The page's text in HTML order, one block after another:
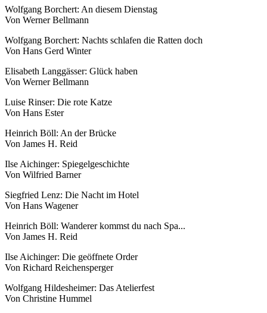
Wolfgang Borchert: An diesem Dienstag
Von Werner Bellmann
Wolfgang Borchert: Nachts schlafen die Ratten doch
Von Hans Gerd Winter
Elisabeth Langgässer: Glück haben
Von Werner Bellmann
Luise Rinser: Die rote Katze
Von Hans Ester
Heinrich Böll: An der Brücke
Von James H. Reid
Ilse Aichinger: Spiegelgeschichte
Von Wilfried Barner
Siegfried Lenz: Die Nacht im Hotel
Von Hans Wagener
Heinrich Böll: Wanderer kommst du nach Spa...
Von James H. Reid
Ilse Aichinger: Die geöffnete Order
Von Richard Reichensperger
Wolfgang Hildesheimer: Das Atelierfest
Von Christine Hummel